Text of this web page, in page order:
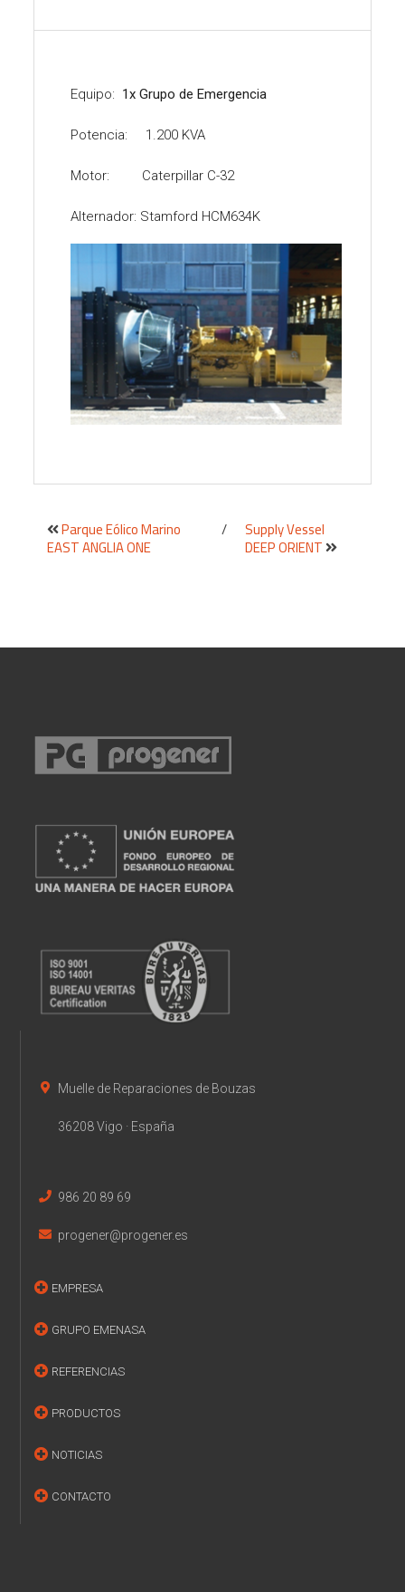
Equipo: 1x Grupo de Emergencia
Potencia: 1.200 KVA
Motor: Caterpillar C-32
Alternador: Stamford HCM634K
Parque Eólico Marino
EAST ANGLIA ONE
/ Supply Vessel
DEEP ORIENT
Muelle de Reparaciones de Bouzas
36208 Vigo · España
986 20 89 69
progener@progener.es
EMPRESA
GRUPO EMENASA
REFERENCIAS
PRODUCTOS
NOTICIAS
CONTACTO